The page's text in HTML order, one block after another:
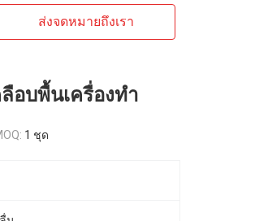
ส่งจดหมายถึงเรา
อบพื้นเครื่องทำ
1 ชุด